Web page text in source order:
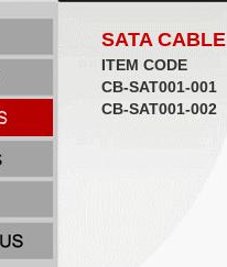
SATA CABLE
ITEM CODE
CB-SAT001-001
CB-SAT001-002